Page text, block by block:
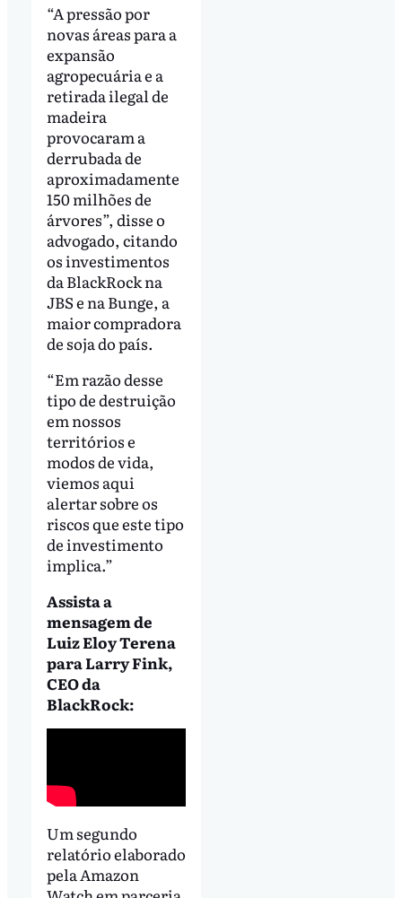
“A pressão por
novas áreas para a
expansão
agropecuária e a
retirada ilegal de
madeira
provocaram a
derrubada de
aproximadamente
150 milhões de
árvores”, disse o
advogado, citando
os investimentos
da BlackRock na
JBS e na Bunge, a
maior compradora
de soja do país.
“Em razão desse
tipo de destruição
em nossos
territórios e
modos de vida,
viemos aqui
alertar sobre os
riscos que este tipo
de investimento
implica.”
Assista a
mensagem de
Luiz Eloy Terena
para Larry Fink,
CEO da
BlackRock:
Um segundo
relatório elaborado
pela Amazon